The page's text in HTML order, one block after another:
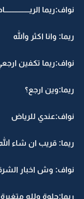
نواف:ريما
ريما: وانا اكثر والله
نواف:ريما تكفين
ريما:وين ارجع؟
نواف:عندي للرياض
ريما: قريب ان شاء
نواف: وش اخبار
ريما:حلوة ولله